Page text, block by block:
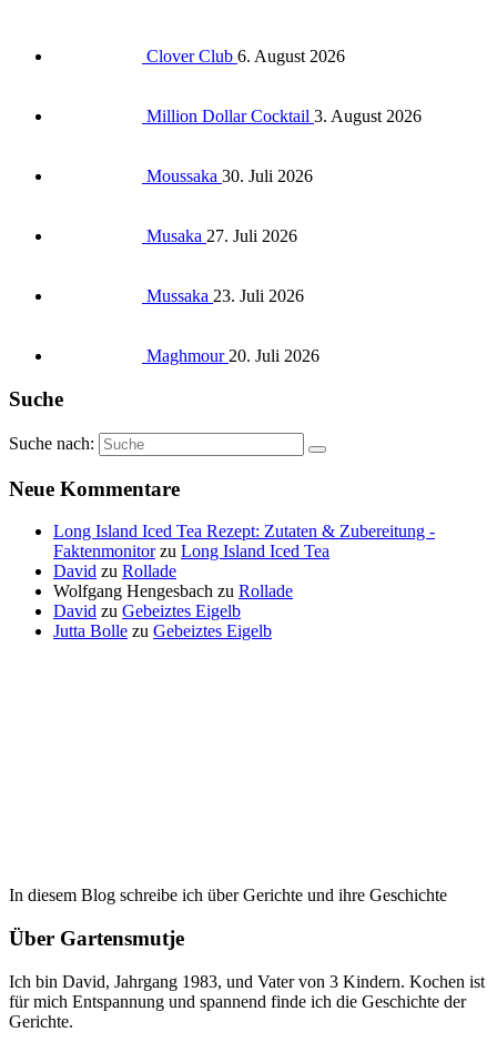
Clover Club 6. August 2026
Million Dollar Cocktail 3. August 2026
Moussaka 30. Juli 2026
Musaka 27. Juli 2026
Mussaka 23. Juli 2026
Maghmour20. Juli 2026
Suche
Suche nach:
Neue Kommentare
Long Island Iced Tea Rezept: Zutaten & Zubereitung -
Faktenmonitorzu Long Island Iced Tea
David zu Rollade
Wolfgang Hengesbach zu Rollade
David zu Gebeiztes Eigelb
Jutta Bolle zu Gebeiztes Eigelb
In diesem Blog schreibe ich über Gerichte und ihre Geschichte
Über Gartensmutje
Ich bin David, Jahrgang 1983, und Vater von 3 Kindern. Kochen ist
für mich Entspannung und spannend finde ich die Geschichte der
Gerichte.